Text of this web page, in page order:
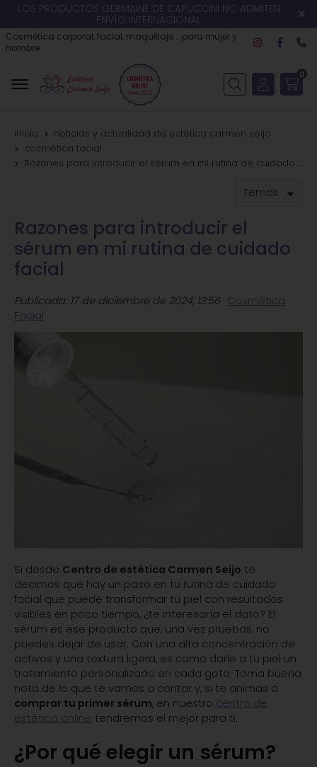
LOS PRODUCTOS GERMAINE DE CAPUCCINI NO ADMITEN
ENVÍO INTERNACIONAL
Cosmética corporal, facial, maquillaje... para mujer y
hombre
Buscar
0
inicio
noticias y actualidad de estética carmen seijo
cosmética facial
Razones para introducir el sérum en mi rutina de cuidado facial
Temas
Razones para introducir el
sérum en mi rutina de cuidado
facial
Publicada: 17 de diciembre de 2024, 13:56· Cosmética
Facial
Si desde Centro de estética Carmen Seijo te
decimos que hay un paso en tu rutina de cuidado
facial que puede transformar tu piel con resultados
visibles en poco tiempo, ¿te interesaría el dato? El
sérum es ese producto que, una vez pruebas, no
puedes dejar de usar. Con una alta concentración de
activos y una textura ligera, es como darle a tu piel un
tratamiento personalizado en cada gota. Toma buena
nota de lo que te vamos a contar y, si te animas a
comprar tu primer sérum, en nuestro centro de
estética online tendremos el mejor para ti.
¿Por qué elegir un sérum?